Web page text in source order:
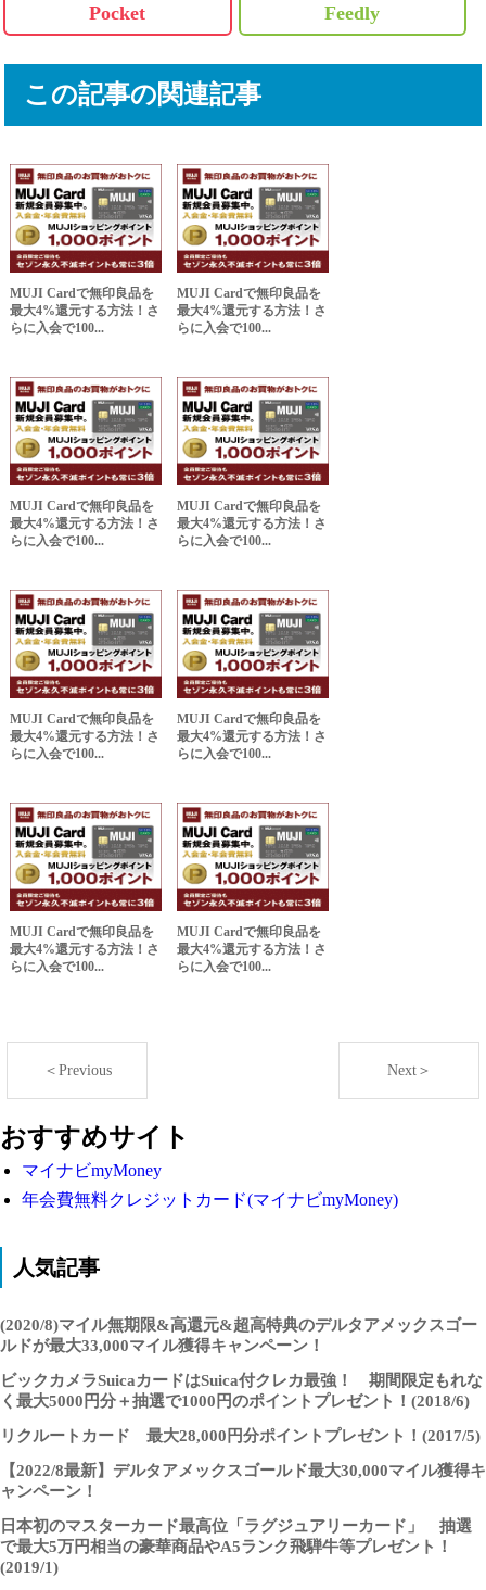
Pocket Feedly
この記事の関連記事
MUJI Cardで無印良品を
最大4%還元する方法！さ
らに入会で100...
MUJI Cardで無印良品を
最大4%還元する方法！さ
らに入会で100...
MUJI Cardで無印良品を
最大4%還元する方法！さ
らに入会で100...
MUJI Cardで無印良品を
最大4%還元する方法！さ
らに入会で100...
MUJI Cardで無印良品を
最大4%還元する方法！さ
らに入会で100...
MUJI Cardで無印良品を
最大4%還元する方法！さ
らに入会で100...
MUJI Cardで無印良品を
最大4%還元する方法！さ
らに入会で100...
MUJI Cardで無印良品を
最大4%還元する方法！さ
らに入会で100...
＜Previous Next＞
おすすめサイト
マイナビmyMoney
年会費無料クレジットカード(マイナビmyMoney)
人気記事
(2020/8)マイル無期限&高還元&超高特典のデルタアメックスゴー
ルドが最大33,000マイル獲得キャンペーン！
ビックカメラSuicaカードはSuica付クレカ最強！ 期間限定もれな
く最大5000円分＋抽選で1000円のポイントプレゼント！(2018/6)
リクルートカード 最大28,000円分ポイントプレゼント！(2017/5)
【2022/8最新】デルタアメックスゴールド最大30,000マイル獲得キ
ャンペーン！
日本初のマスターカード最高位「ラグジュアリーカード」 抽選
で最大5万円相当の豪華商品やA5ランク飛騨牛等プレゼント！
(2019/1)